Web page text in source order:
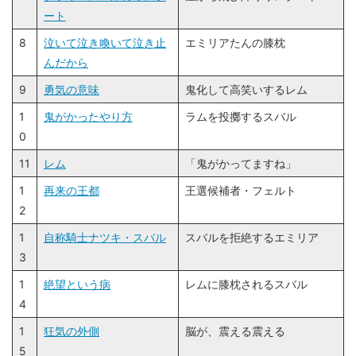
ート
8
泣いて泣き喚いて泣き止
んだから
エミリアたんの膝枕
9 勇気の意味
鬼化して高笑いするレム
1
0
鬼がかったやり方 ラムを投擲するスバル
11 レム
「鬼がかってますね」
1
2
再来の王都 王選候補者・フェルト
1
3
自称騎士ナツキ・スバル スバルを拒絶するエミリア
1
4
絶望という病 レムに膝枕されるスバル
1
5
狂気の外側 脳が、震える震える